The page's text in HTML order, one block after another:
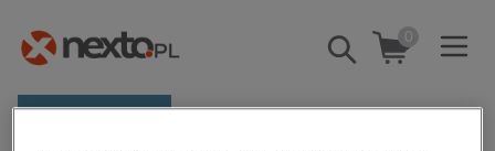
Pokaż/schowaj
wyszukiwarkę
0